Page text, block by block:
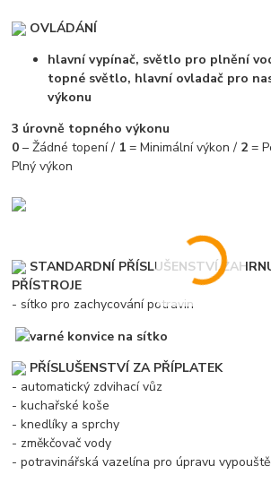
OVLÁDÁNÍ
hlavní vypínač, světlo pro plnění
topné světlo, hlavní ovladač pro
výkonu
3 úrovně topného výkonu
0 – Žádné topení / 1= Minimální výkon / 2 =
Plný výkon
STANDARDNÍ PŘÍSLUŠENSTVÍ
PŘÍSTROJE
- sítko pro zachycování potravin
PŘÍSLUŠENSTVÍ ZA PŘÍPLATEK
- automatický zdvihací vůz
- kuchařské koše
- knedlíky a sprchy
- změkčovač vody
- potravinářská vazelína pro úpravu